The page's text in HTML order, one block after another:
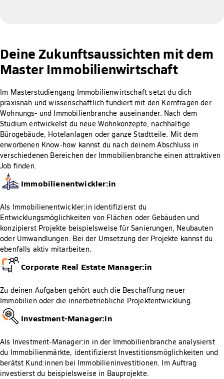
Deine Zukunftsaussichten mit dem
Master Immobilienwirtschaft
Im Masterstudiengang Immobilienwirtschaft setzt du dich
praxisnah und wissenschaftlich fundiert mit den Kernfragen der
Wohnungs- und Immobilienbranche auseinander. Nach dem
Studium entwickelst du neue Wohnkonzepte, nachhaltige
Bürogebäude, Hotelanlagen oder ganze Stadtteile. Mit dem
erworbenen Know-how kannst du nach deinem Abschluss in
verschiedenen Bereichen der Immobilienbranche einen attraktiven
Job finden.
Immobilienentwickler:in
Als Immobilienentwickler:in identifizierst du
Entwicklungsmöglichkeiten von Flächen oder Gebäuden und
konzipierst Projekte beispielsweise für Sanierungen, Neubauten
oder Umwandlungen. Bei der Umsetzung der Projekte kannst du
ebenfalls aktiv mitarbeiten.
Corporate Real Estate Manager:in
Zu deinen Aufgaben gehört auch die Beschaffung neuer
Immobilien oder die innerbetriebliche Projektentwicklung.
Investment-Manager:in
Als Investment-Manager:in in der Immobilienbranche analysierst
du Immobilienmärkte, identifizierst Investitionsmöglichkeiten und
berätst Kund:innen bei Immobilieninvestitionen. Im Auftrag
investierst du beispielsweise in Bauprojekte.